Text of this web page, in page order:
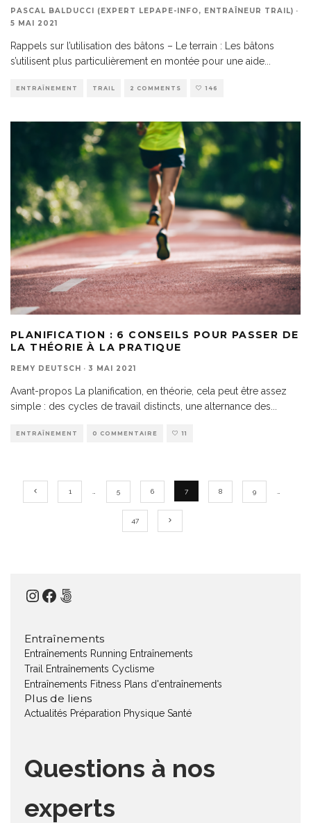
PASCAL BALDUCCI (EXPERT LEPAPE-INFO, ENTRAÎNEUR TRAIL) ·
5 MAI 2021
Rappels sur l’utilisation des bâtons – Le terrain : Les bâtons
s’utilisent plus particulièrement en montée pour une aide
ENTRAÎNEMENT TRAIL 2 COMMENTS 146
PLANIFICATION : 6 CONSEILS POUR PASSER DE
LA THÉORIE À LA PRATIQUE
REMY DEUTSCH · 3 MAI 2021
Avant-propos La planification, en théorie, cela peut être assez
simple : des cycles de travail distincts, une alternance des
ENTRAÎNEMENT 0 COMMENTAIRE 11
1 5 6 7 8 9
47
Instagram
Facebook
500px
Entraînements
Entraînements Running Entraînements
Trail
Entraînements Cyclisme
Entraînements Fitness Plans d'entraînements
Plus de liens
Actualités Préparation Physique Santé
Questions à nos
experts